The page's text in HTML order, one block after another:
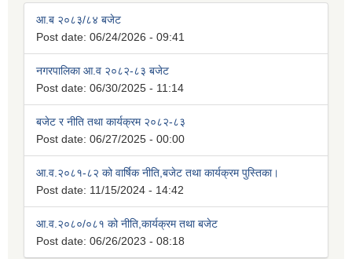
आ.ब २०८३/८४ बजेट
Post date: 06/24/2026 - 09:41
नगरपालिका आ.व २०८२-८३ बजेट
Post date: 06/30/2025 - 11:14
बजेट र नीति तथा कार्यक्रम २०८२-८३
Post date: 06/27/2025 - 00:00
आ.व.२०८१-८२ को वार्षिक नीति,बजेट तथा कार्यक्रम पुस्तिका।
Post date: 11/15/2024 - 14:42
आ.व.२०८०/०८१ को नीति,कार्यक्रम तथा बजेट
Post date: 06/26/2023 - 08:18